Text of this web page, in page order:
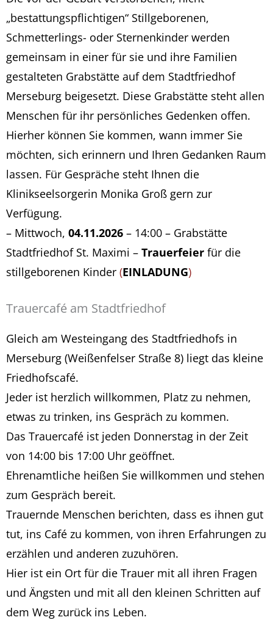
„bestattungspflichtigen“ Stillgeborenen,
Schmetterlings- oder Sternenkinder werden
gemeinsam in einer für sie und ihre Familien
gestalteten Grabstätte auf dem Stadtfriedhof
Merseburg beigesetzt. Diese Grabstätte steht allen
Menschen für ihr persönliches Gedenken offen.
Hierher können Sie kommen, wann immer Sie
möchten, sich erinnern und Ihren Gedanken Raum
lassen. Für Gespräche steht Ihnen die
Klinikseelsorgerin Monika Groß gern zur
Verfügung.
– Mittwoch, 04.11.2026 – 14:00 – Grabstätte
Stadtfriedhof St. Maximi – Trauerfeier für die
stillgeborenen Kinder (EINLADUNG)
Trauercafé am Stadtfriedhof
Gleich am Westeingang des Stadtfriedhofs in
Merseburg (Weißenfelser Straße 8) liegt das kleine
Friedhofscafé.
Jeder ist herzlich willkommen, Platz zu nehmen,
etwas zu trinken, ins Gespräch zu kommen.
Das Trauercafé ist jeden Donnerstag in der Zeit
von 14:00 bis 17:00 Uhr geöffnet.
Ehrenamtliche heißen Sie willkommen und stehen
zum Gespräch bereit.
Trauernde Menschen berichten, dass es ihnen gut
tut, ins Café zu kommen, von ihren Erfahrungen zu
erzählen und anderen zuzuhören.
Hier ist ein Ort für die Trauer mit all ihren Fragen
und Ängsten und mit all den kleinen Schritten auf
dem Weg zurück ins Leben.